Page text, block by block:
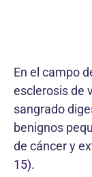
En el campo
esclerosis de
sangrado
benignos
de cáncer y
15).